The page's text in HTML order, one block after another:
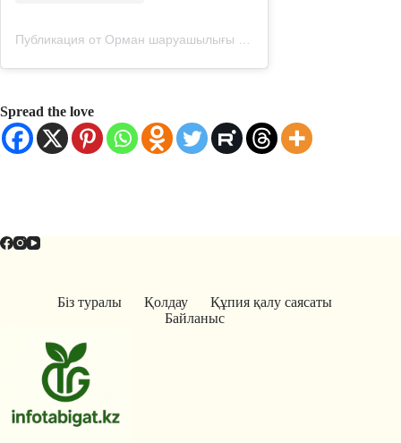
Spread the love
Біз туралы Қолдау
Құпия қалу саясаты
Байланыс